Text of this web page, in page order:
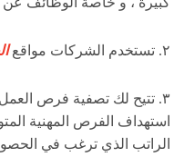
٢. تستخدم الشركات مواقع
٣. تتيح لك تصفية فرص
استهداف الفرص المهنية
الراتب الذي ترغب في